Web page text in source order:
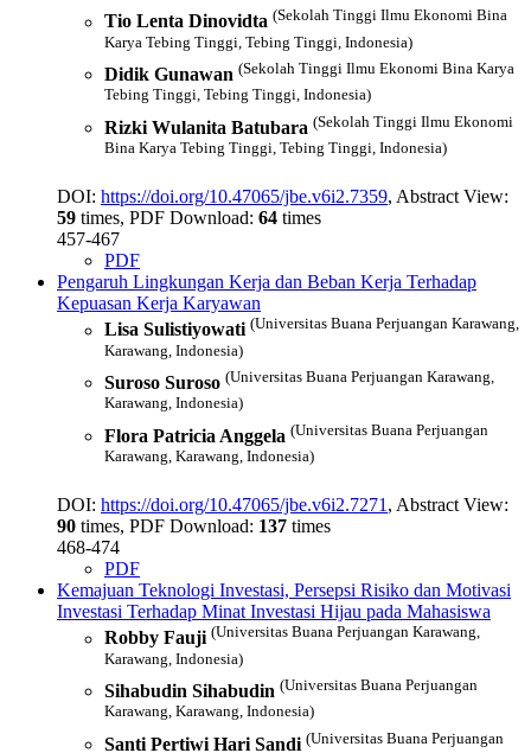
Tio Lenta Dinovidta (Sekolah Tinggi Ilmu Ekonomi Bina
Karya Tebing Tinggi, Tebing Tinggi, Indonesia)
Didik Gunawan (Sekolah Tinggi Ilmu Ekonomi Bina Karya
Tebing Tinggi, Tebing Tinggi, Indonesia)
Rizki Wulanita Batubara (Sekolah Tinggi Ilmu Ekonomi
Bina Karya Tebing Tinggi, Tebing Tinggi, Indonesia)
DOI: https://doi.org/10.47065/jbe.v6i2.7359, Abstract View:
59 times, PDF Download: 64 times
457-467
PDF
Pengaruh Lingkungan Kerja dan Beban Kerja Terhadap
Kepuasan Kerja Karyawan
Lisa Sulistiyowati (Universitas Buana Perjuangan Karawang,
Karawang, Indonesia)
Suroso Suroso (Universitas Buana Perjuangan Karawang,
Karawang, Indonesia)
Flora Patricia Anggela (Universitas Buana Perjuangan
Karawang, Karawang, Indonesia)
DOI: https://doi.org/10.47065/jbe.v6i2.7271 , Abstract View:
90 times, PDF Download: 137 times
468-474
PDF
Kemajuan Teknologi Investasi, Persepsi Risiko dan Motivasi
Investasi Terhadap Minat Investasi Hijau pada Mahasiswa
Robby Fauji (Universitas Buana Perjuangan Karawang,
Karawang, Indonesia)
Sihabudin Sihabudin (Universitas Buana Perjuangan
Karawang, Karawang, Indonesia)
Santi Pertiwi Hari Sandi (Universitas Buana Perjuangan